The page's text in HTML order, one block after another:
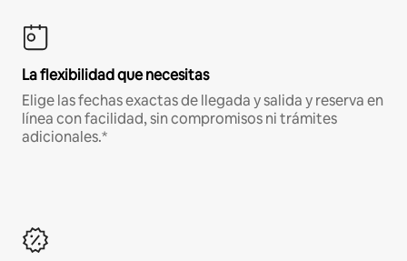
La flexibilidad que necesitas
Elige las fechas exactas de llegada y salida y reserva en
línea con facilidad, sin compromisos ni trámites
adicionales.*